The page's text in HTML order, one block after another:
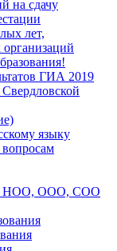
на сдачу
лет,
ГИА 2019
языку
НОО, ООО, СОО